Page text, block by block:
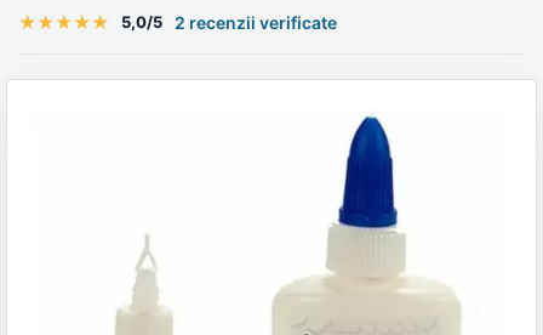
★★★★★ 5,0/5 2 recenzii verificate